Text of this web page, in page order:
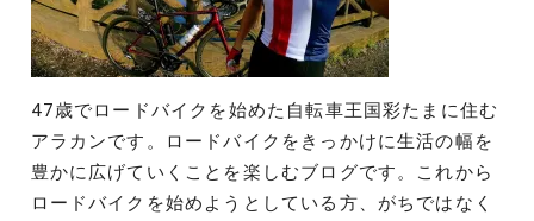
47歳でロードバイクを始めた自転車王国彩たまに住む
アラカンです。ロードバイクをきっかけに生活の幅を
豊かに広げていくことを楽しむブログです。これから
ロードバイクを始めようとしている方、がちではなく